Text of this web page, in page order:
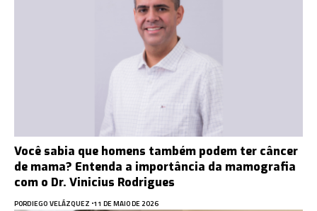
Você sabia que homens também podem ter câncer
de mama? Entenda a importância da mamografia
com o Dr. Vinicius Rodrigues
PORDIEGO VELÁZQUEZ 11 DE MAIO DE 2026